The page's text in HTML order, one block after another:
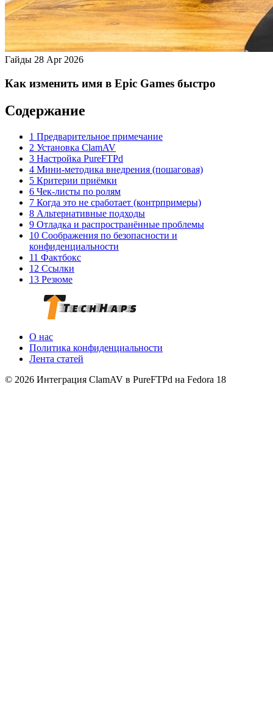
Гайды 28 Apr 2026
Как изменить имя в Epic Games быстро
Содержание
1 Предварительное примечание
2 Установка ClamAV
3 Настройка PureFTPd
4 Мини-методика внедрения (пошаговая)
5 Критерии приёмки
6 Чек-листы по ролям
7 Когда это не сработает (контрпримеры)
8 Альтернативные подходы
9 Отладка и распространённые проблемы
10 Соображения по безопасности и
конфиденциальности
11 Фактбокс
12 Ссылки
13 Резюме
О нас
Политика конфиденциальности
Лента статей
© 2026 Интеграция ClamAV в PureFTPd на Fedora 18